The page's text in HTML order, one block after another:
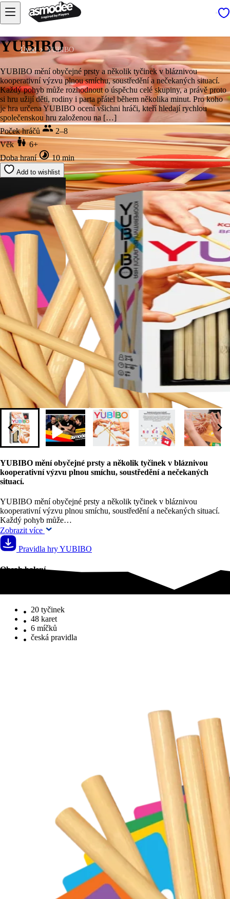
Úvod YUBIBO
YUBIBO
YUBIBO mění obyčejné prsty a několik tyčinek v bláznivou
kooperativní výzvu plnou smíchu, soustředění a nečekaných situací.
Každý pohyb může rozhodnout o úspěchu celé skupiny, a právě proto
si hru užijí děti, rodiny i parta přátel během několika minut. Pro koho
je hra určena YUBIBO ocení všichni hráči, kteří hledají rychlou
společenskou hru založenou na […]
Poček hráčů
2–8
Věk
6+
Doba hraní
10 min
Add to wishlist
YUBIBO mění obyčejné prsty a několik tyčinek v bláznivou
kooperativní výzvu plnou smíchu, soustředění a nečekaných
situací.
YUBIBO mění obyčejné prsty a několik tyčinek v bláznivou
kooperativní výzvu plnou smíchu, soustředění a nečekaných situací.
Každý pohyb může…
Zobrazit více
Pravidla hry YUBIBO
Obsah balení
20 tyčinek
48 karet
6 míčků
česká pravidla